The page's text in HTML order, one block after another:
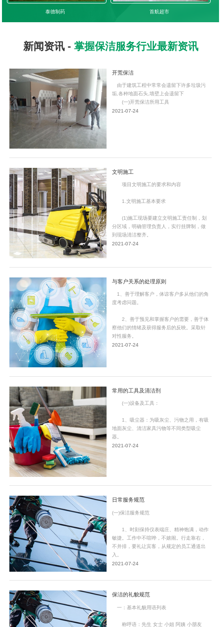
泰德制药 首航超市
新闻资讯 - 掌握保洁服务行业最新资讯
开荒保洁
由于建筑工程中常常会遗留下许多垃圾污
垢,各种地面石头,墙壁上会遗留下
(一)开荒保洁所用工具
2021-07-24
文明施工
项目文明施工的要求和内容
1.文明施工基本要求
(1)施工现场要建立文明施工责任制，划
分区域，明确管理负责人，实行挂牌制，做
到现场清洁整齐。
2021-07-24
与客户关系的处理原则
1、善于理解客户，体谅客户多从他们的角
度考虑问题。
2、善于预见和掌握客户的需要，善于体
察他们的情绪及获得服务后的反映。采取针
对性服务。
2021-07-24
常用的工具及清洁剂
(一)设备及工具：
1、吸尘器：为吸灰尘、污物之用，有吸
地面灰尘、清洁家具污物等不同类型吸尘
器。
2021-07-24
日常服务规范
(一)保洁服务规范
1、时刻保持仪表端庄、精神饱满，动作
敏捷。工作中不喧哗，不嬉闹。行走靠右，
不并排，要礼让宾客，从规定的员工通道出
入。
2021-07-24
保洁的礼貌规范
一：基本礼貌用语列表
称呼语：先生 女士 小姐 阿姨 小朋友